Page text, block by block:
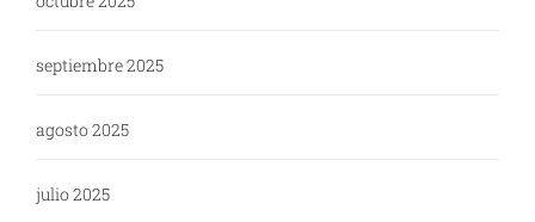
septiembre 2025
agosto 2025
julio 2025